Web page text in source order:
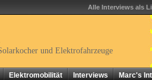
Alle Interviews als
und Elektrofahrzeuge
Elektromobilität Interviews Marc's